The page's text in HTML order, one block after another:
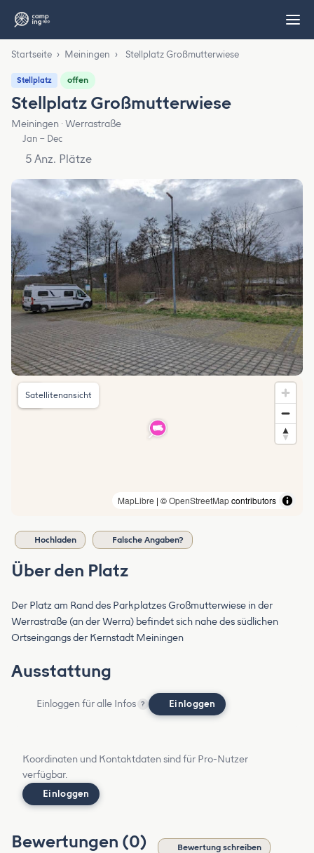
Startseite › Meiningen › Stellplatz Großmutterwiese
Stellplatz offen
Stellplatz Großmutterwiese
Meiningen · Werrastraße
Jan – Dec
5 Anz. Plätze
MapLibre | ©OpenStreetMapcontributors
Satellitenansicht
Hochladen Falsche Angaben?
Über den Platz
Der Platz am Rand des Parkplatzes Großmutterwiese in der
Werrastraße (an der Werra) befindet sich nahe des südlichen
Ortseingangs der Kernstadt Meiningen
Ausstattung
Einloggen für alle Infos ? Einloggen
Koordinaten und Kontaktdaten sind für Pro-Nutzer
verfügbar.
Einloggen
Bewertungen (0) Bewertung schreiben